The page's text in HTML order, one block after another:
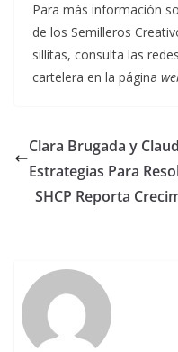
Para más información
de los Semilleros
sillitas, consulta las
cartelera en la página
Clara Brugada y
Estrategias Para
SHCP Reporta